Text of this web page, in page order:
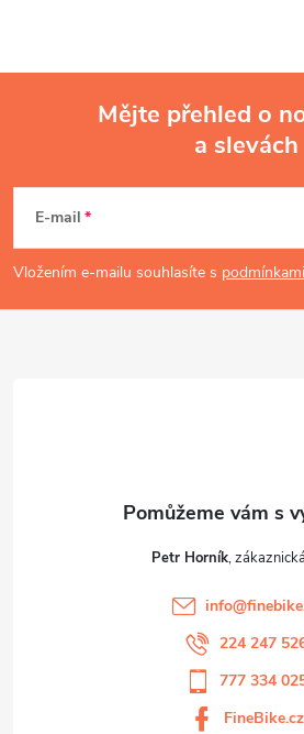
p
a
Mějte přehled o
a slevách
E-mail
Vložením e-mailu souhlasíte s
Petr Horník
info@
224 247
777 334
FineBike.cz